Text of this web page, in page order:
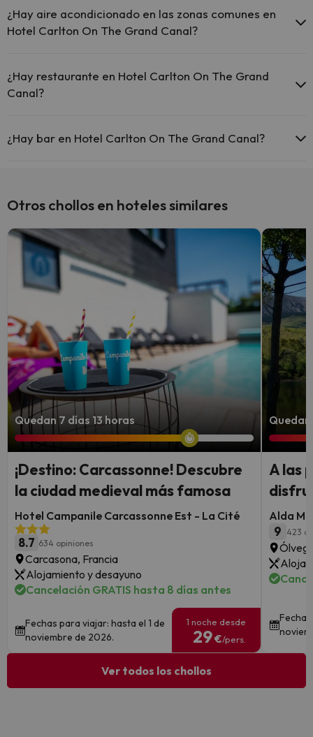
zonas comunes.
¿Hay aire acondicionado en las zonas comunes en
Hotel Carlton On The Grand Canal?
las zonas comunes.
¿Hay restaurante en Hotel Carlton On The Grand
Canal?
¿Hay bar en Hotel Carlton On The Grand Canal?
Otros chollos en hoteles similares
Quedan 7 días 13 horas
¡Destino: Carcassonne! Descubre
la ciudad medieval más famosa
Hotel Campanile Carcassonne Est - La Cité
8.7 634 opiniones
Carcasona, Francia
Alojamiento y desayuno
Cancelación GRATIS hasta 8 días antes
Fechas para viajar: hasta el 1 de
noviembre de 2026.
1 noche desde
29€/pers.
A las
Alda
9 423
Ver todos los chollos